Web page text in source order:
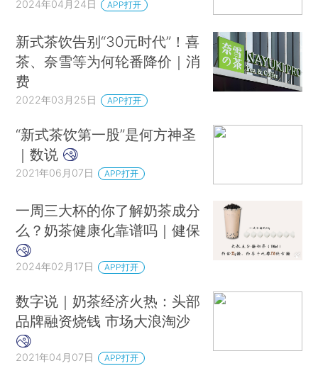
2024年04月24日 APP打开
新式茶饮告别“30元时代”！喜
茶、奈雪等为何轮番降价｜消
费
2022年03月25日 APP打开
“新式茶饮第一股”是何方神圣
｜数说
2021年06月07日 APP打开
一周三大杯的你了解奶茶成分
么？奶茶健康化靠谱吗｜健保
2024年02月17日 APP打开
数字说｜奶茶经济火热：头部
品牌融资烧钱 市场大浪淘沙
2021年04月07日 APP打开